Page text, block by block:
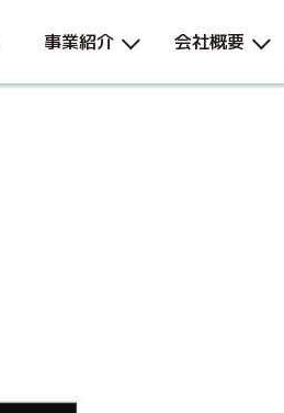
事業紹介 会社概要